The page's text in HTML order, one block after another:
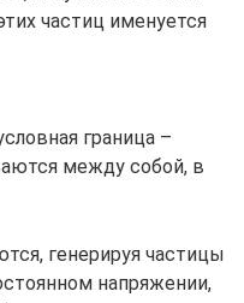
частиц именуется
граница –
между собой, в
генерируя частицы
напряжении,